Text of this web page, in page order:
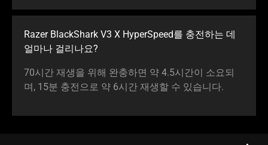
Razer BlackShark V3 X HyperSpeed를 충전하는 데
얼마나 걸리나요?
70시간 재생을 위해 완충하면 약 4.5시간이 소요되
며, 15분 충전으로 약 6시간 재생할 수 있습니다.